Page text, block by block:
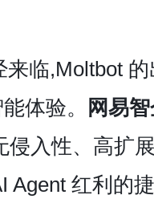
来临,Moltbot
体验。
网易
侵入性、高扩
Agent 红利的